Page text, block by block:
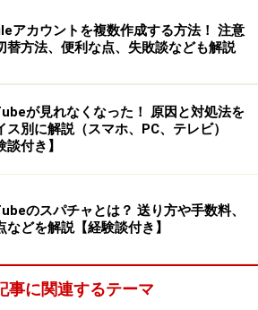
合は「サウンド再生」を利用する
量で鳴らすことができます。
い場所にある場合は、「紛失モー
ょう。すると、iPhoneがロックさ
なくなります。さらに、例えばパ
表示する電話番号とメッセージを入
のロック画面に表示されるよ
、iPhoneの場所が変わる度に、
あるメールアドレスに連絡が来ま
アカウントを複数作成する方法！ 注意
替方法、便利な点、失敗談なども解説
が見れなくなった！ 原因と対処法を
ス別に解説（スマホ、PC、テレビ）
談付き】
のスパチャとは？ 送り方や手数料、
などを解説【経験談付き】
事に関連するテーマ